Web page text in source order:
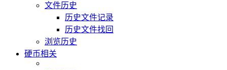
文件历史
历史文件记录
历史文件找回
浏览历史
硬币相关